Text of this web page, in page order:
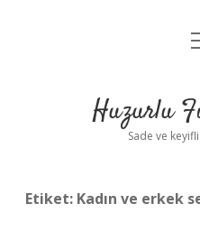
Huzurlu
Sade ve
Etiket: Kadın ve erkek